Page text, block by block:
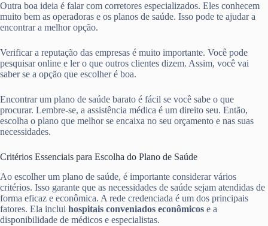
Outra boa ideia é falar com corretores especializados. Eles conhecem
muito bem as operadoras e os planos de saúde. Isso pode te ajudar a
encontrar a melhor opção.
Verificar a reputação das empresas é muito importante. Você pode
pesquisar online e ler o que outros clientes dizem. Assim, você vai
saber se a opção que escolher é boa.
Encontrar um plano de saúde barato é fácil se você sabe o que
procurar. Lembre-se, a assistência médica é um direito seu. Então,
escolha o plano que melhor se encaixa no seu orçamento e nas suas
necessidades.
Critérios Essenciais para Escolha do Plano de Saúde
Ao escolher um plano de saúde, é importante considerar vários
critérios. Isso garante que as necessidades de saúde sejam atendidas de
forma eficaz e econômica. A rede credenciada é um dos principais
fatores. Ela inclui hospitais conveniados econômicos e a
disponibilidade de médicos e especialistas.